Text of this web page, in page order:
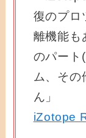
復のプロ
離機能も
のパート
ム、その
ん」
iZotope